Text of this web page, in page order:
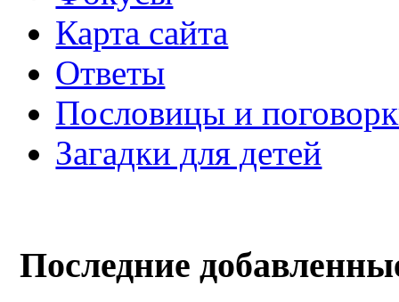
Карта сайта
Ответы
Пословицы и
Загадки для детей
Последние